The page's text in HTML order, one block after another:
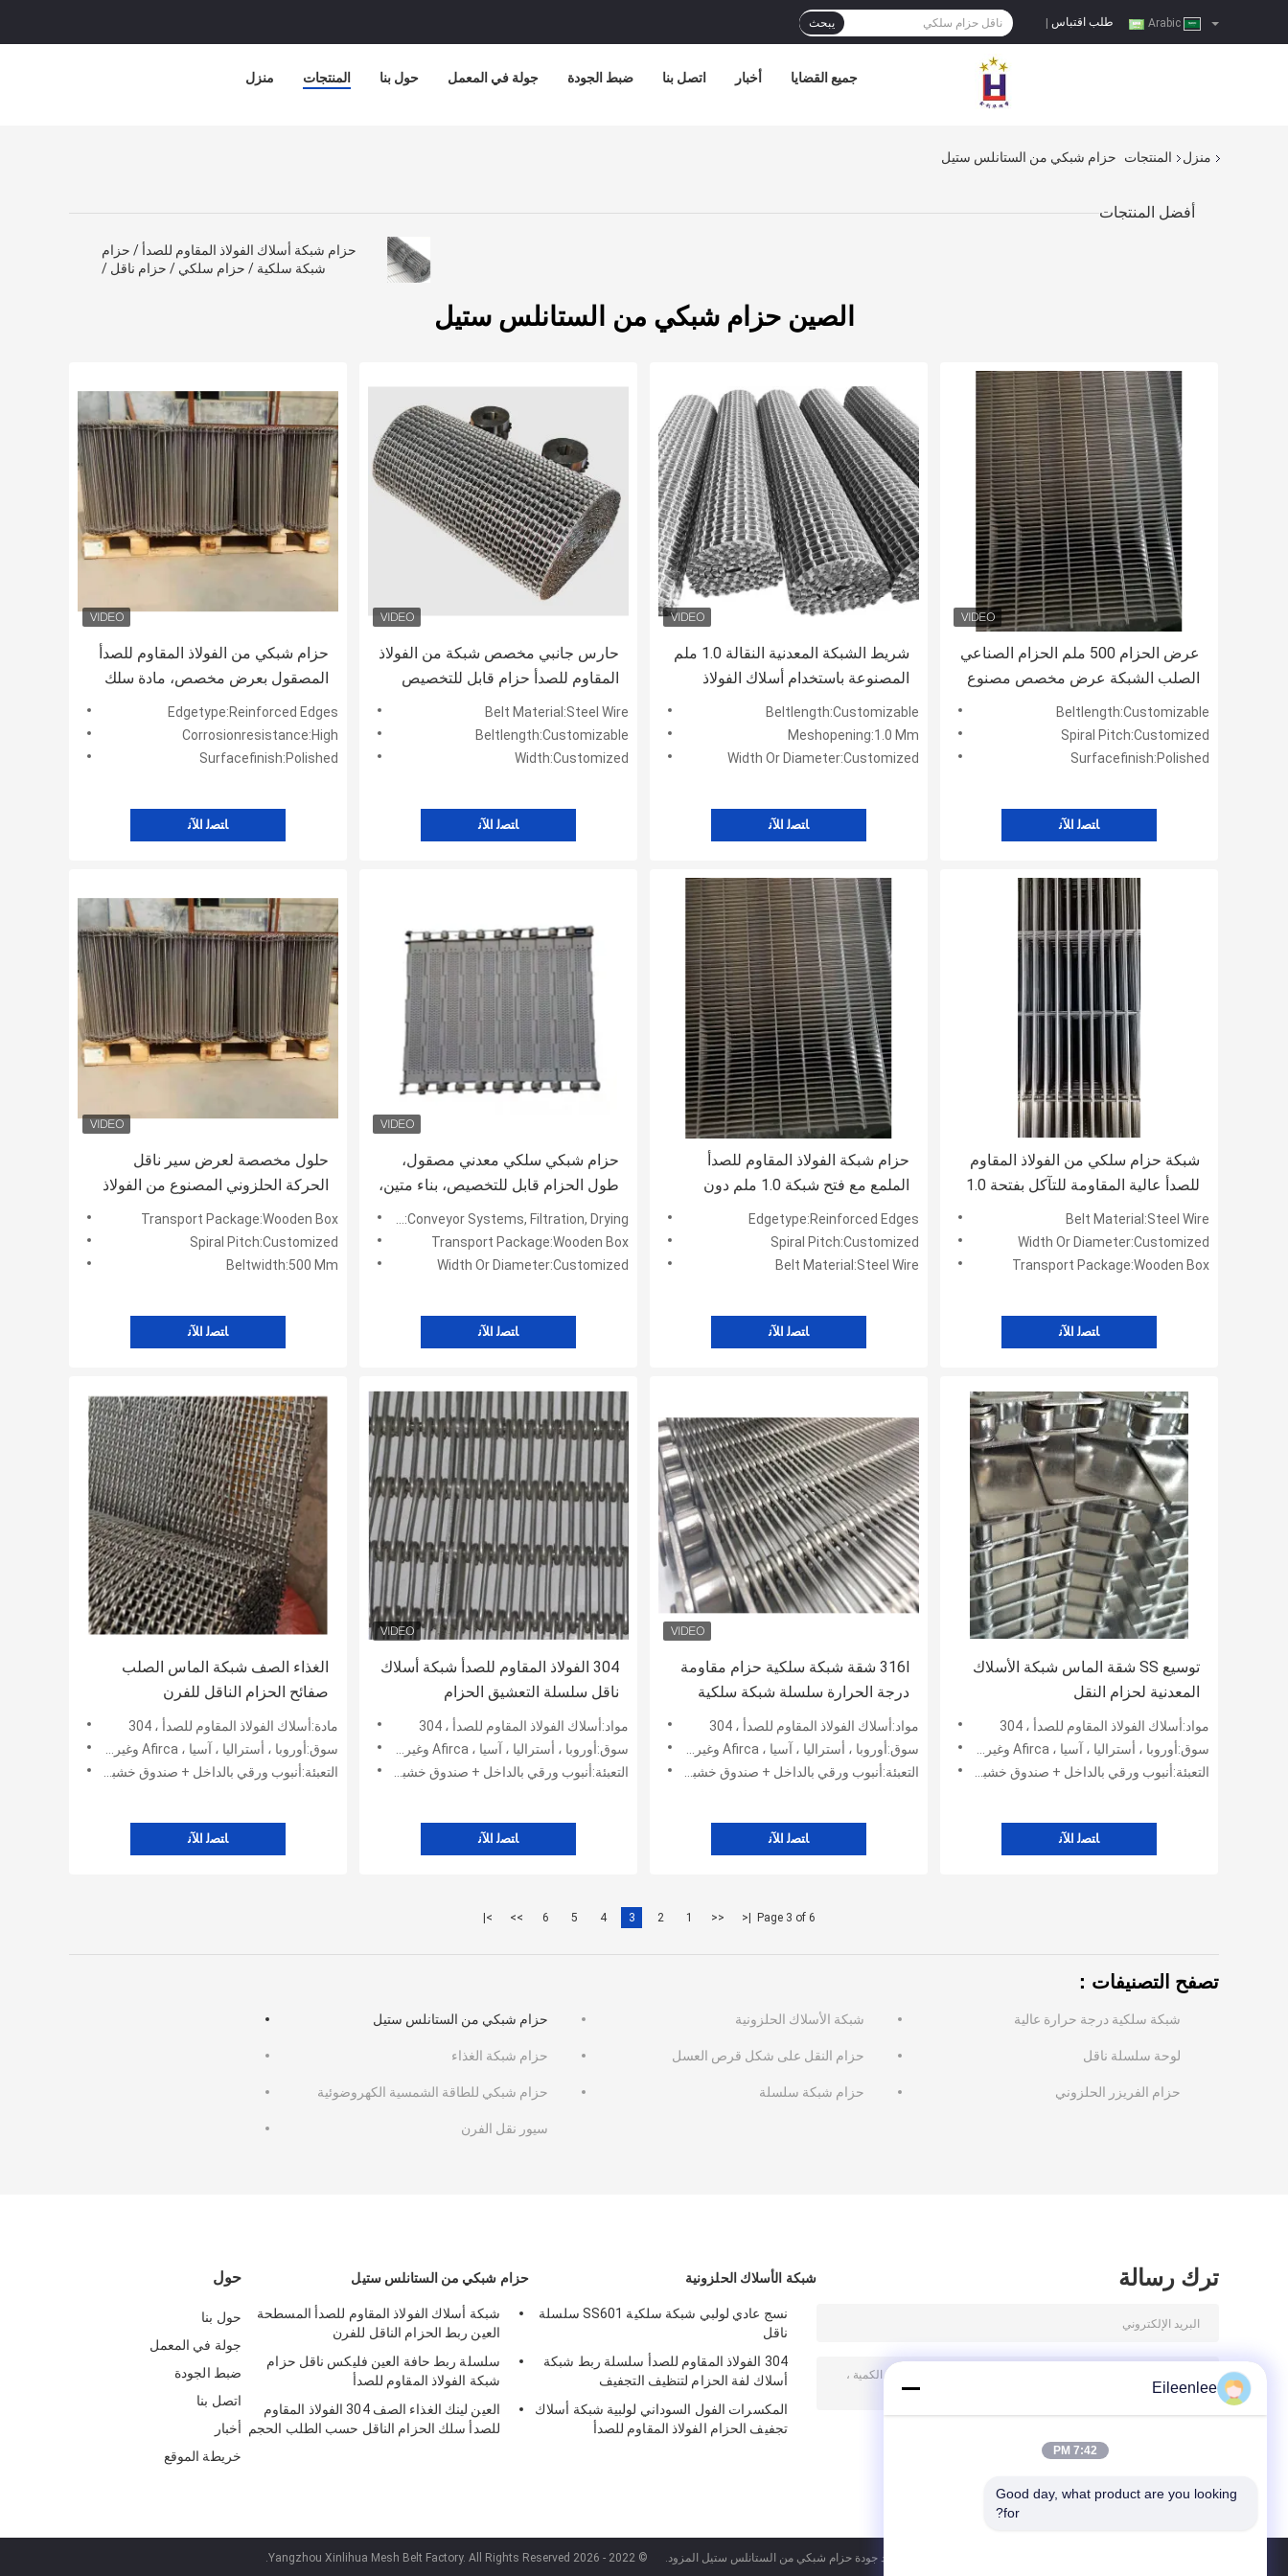
طلب اقتباس يبحث
منزل المنتجات حول بنا جولة في المعمل ضبط الجودة اتصل بنا أخبار جميع القضايا
منزل المنتجات حزام شبكي من الستانلس ستيل
أفضل المنتجات
حزام شبكة أسلاك الفولاذ المقاوم للصدأ / حزام
شبكة سلكية / حزام سلكي / حزام ناقل /
الصين حزام شبكي من الستانلس ستيل
حزام شبكي من الفولاذ المقاوم للصدأ
المصقول بعرض مخصص، مادة سلك
الفولاذ المستخدمة في صناعة التعبئة
والتغليف وأتمتة النقل
Edgetype:Reinforced Edges
Corrosionresistance:High
Surfacefinish:Polished
ﺎﺘﺼﻟ ﺍﻶﻧ
حارس جانبي مخصص شبكة من الفولاذ
المقاوم للصدأ حزام قابل للتخصيص
طول الحزام عرض أو قطر مخصص
مناسب لعمليات المعالجة الحرارية
Belt Material:Steel Wire
Beltlength:Customizable
Width:Customized
ﺎﺘﺼﻟ ﺍﻶﻧ
شريط الشبكة المعدنية النقالة 1.0 ملم
المصنوعة باستخدام أسلاك الفولاذ
مناسبة لبيئات التشغيل المستمر
Beltlength:Customizable
Meshopening:1.0 Mm
Width Or Diameter:Customized
ﺎﺘﺼﻟ ﺍﻶﻧ
عرض الحزام 500 ملم الحزام الصناعي
الصلب الشبكة عرض مخصص مصنوع
من مواد دائمة للمستوى الصناعي
الطويل
Beltlength:Customizable
Spiral Pitch:Customized
Surfacefinish:Polished
ﺎﺘﺼﻟ ﺍﻶﻧ
حلول مخصصة لعرض سير ناقل
الحركة الحلزوني المصنوع من الفولاذ
المقاوم للصدأ، حلول متينة لمناولة
المواد الصناعية
Transport Package:Wooden Box
Spiral Pitch:Customized
Beltwidth:500 Mm
ﺎﺘﺼﻟ ﺍﻶﻧ
حزام شبكي سلكي معدني مصقول،
طول الحزام قابل للتخصيص، بناء متين،
مناسب لتطبيقات النقل الصناعية
Application:Conveyor Systems, Filtration, Drying
Transport Package:Wooden Box
Width Or Diameter:Customized
ﺎﺘﺼﻟ ﺍﻶﻧ
حزام شبكة الفولاذ المقاوم للصدأ
الملمع مع فتح شبكة 1.0 ملم دون
حماية جانبية يوفر حلول نقل المواد
Edgetype:Reinforced Edges
Spiral Pitch:Customized
Belt Material:Steel Wire
ﺎﺘﺼﻟ ﺍﻶﻧ
شبكة حزام سلكي من الفولاذ المقاوم
للصدأ عالية المقاومة للتآكل بفتحة 1.0
مم مصممة للتطبيقات الصناعية طويلة
الأمد
Belt Material:Steel Wire
Width Or Diameter:Customized
Transport Package:Wooden Box
ﺎﺘﺼﻟ ﺍﻶﻧ
الغذاء الصف شبكة الماس الصلب
صفائح الحزام الناقل للفرن
مادة:أسلاك الفولاذ المقاوم للصدأ ، 304
سوق:أوروبا ، أستراليا ، آسيا ، Afirca وغيرها ، أمريكا
التعبئة:أنبوب ورقي بالداخل + صندوق خشبي + كيس بلاستيكي +
ﺎﺘﺼﻟ ﺍﻶﻧ
304 الفولاذ المقاوم للصدأ شبكة أسلاك
ناقل سلسلة التعشيق الحزام
مواد:أسلاك الفولاذ المقاوم للصدأ ، 304
سوق:أوروبا ، أستراليا ، آسيا ، Afirca وغيرها ، أمريكا
التعبئة:أنبوب ورقي بالداخل + صندوق خشبي + كيس بلاستيكي +
ﺎﺘﺼﻟ ﺍﻶﻧ
316l شقة شبكة سلكية حزام مقاومة
درجة الحرارة سلسلة شبكة سلكية
مواد:أسلاك الفولاذ المقاوم للصدأ ، 304
سوق:أوروبا ، أستراليا ، آسيا ، Afirca وغيرها ، أمريكا
التعبئة:أنبوب ورقي بالداخل + صندوق خشبي + كيس بلاستيكي +
ﺎﺘﺼﻟ ﺍﻶﻧ
توسيع SS شقة الماس شبكة الأسلاك
المعدنية لحزام النقل
مواد:أسلاك الفولاذ المقاوم للصدأ ، 304
سوق:أوروبا ، أستراليا ، آسيا ، Afirca وغيرها ، أمريكا
التعبئة:أنبوب ورقي بالداخل + صندوق خشبي + كيس بلاستيكي +
ﺎﺘﺼﻟ ﺍﻶﻧ
Page 3 of 6
|<
<<
1
2
3
4
5
6
>>
>|
تصفح التصنيفات：
حزام شبكي من الستانلس ستيل شبكة الأسلاك الحلزونية شبكة سلكية درجة حرارة عالية
حزام شبكة الغذاء حزام النقل على شكل قرص العسل لوحة سلسلة ناقل
حزام شبكي للطاقة الشمسية الكهروضوئية حزام شبكة سلسلة حزام الفريزر الحلزوني
سيور نقل الفرن
حول
حول بنا
جولة في المعمل
ضبط الجودة
اتصل بنا
أخبار
خريطة الموقع
حزام شبكي من الستانلس ستيل
شبكة أسلاك الفولاذ المقاوم للصدأ المسطحة
العين ربط الحزام الناقل للفرن
سلسلة ربط حافة العين فليكس ناقل حزام
شبكة الفولاذ المقاوم للصدأ
العين لينك الغذاء الصف 304 الفولاذ المقاوم
للصدأ سلك الحزام الناقل حسب الطلب الحجم
شبكة الأسلاك الحلزونية
نسج عادي لولبي شبكة سلكية SS601 سلسلة
ناقل
304 الفولاذ المقاوم للصدأ سلسلة ربط شبكة
أسلاك لفة الحزام لتنظيف التجفيف
المكسرات الفول السوداني لولبية شبكة أسلاك
تجفيف الحزام الفولاذ المقاوم للصدأ
ترك رسالة
| الصين جيّد جودة حزام شبكي من الستانلس ستيل المزود. © 2022 - 2026 Yangzhou Xinlihua Mesh Belt Factory. All Rights Reserved.
Eileenlee
7:42 PM
Good day, what product are you looking
for?